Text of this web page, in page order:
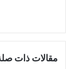
مقالات ذات